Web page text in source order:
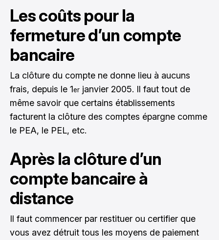
Les coûts pour la
fermeture d’un compte
bancaire
La clôture du compte ne donne lieu à aucuns
frais, depuis le 1er janvier 2005. Il faut tout de
même savoir que certains établissements
facturent la clôture des comptes épargne comme
le PEA, le PEL, etc.
Après la clôture d’un
compte bancaire à
distance
Il faut commencer par restituer ou certifier que
vous avez détruit tous les moyens de paiement